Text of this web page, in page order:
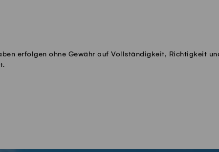
erfolgen ohne Gewähr auf Vollständigkeit, Richtigkeit